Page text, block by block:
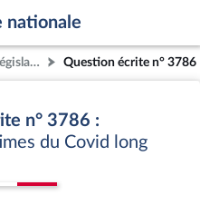
nationale
législature Question écrite n° 3786
n° 3786 :
du Covid long